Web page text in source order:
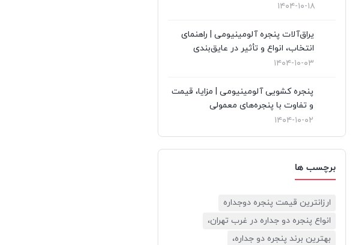
۱۴۰۴-۱۰-۱۸
یراق‌آلات پنجره آلومینیومی | راهنمای
انتخاب، انواع و تأثیر در عایق‌بندی
۱۴۰۴-۱۰-۰۳
پنجره کشویی آلومینیومی | مزایا، قیمت
و تفاوت با پنجره‌های معمولی
۱۴۰۴-۱۰-۰۲
برچسب ها
ارزانترین قیمت پنجره دوجداره
انواع پنجره دو جداره در غرب تهران،
بهترین برند پنجره دو جداره،